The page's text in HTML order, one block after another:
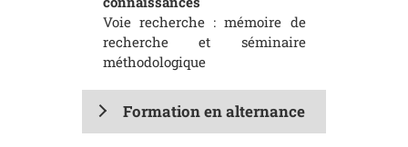
Voie recherche : mémoire de
recherche et séminaire
méthodologique
Formation en alternance